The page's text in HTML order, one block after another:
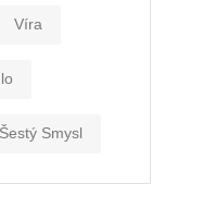
Víra
Šestý Smysl